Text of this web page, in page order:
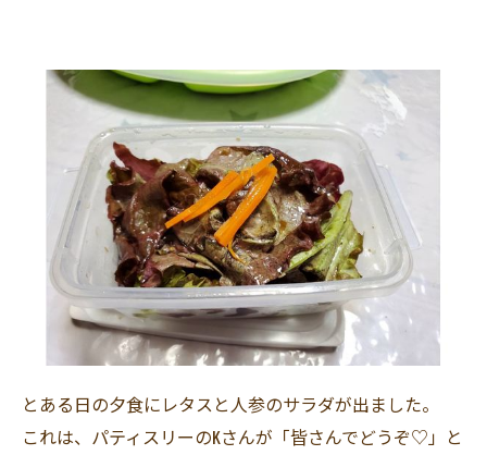
とある日の夕食にレタスと人参のサラダが出ました。
これは、パティスリーのKさんが「皆さんでどうぞ♡」と